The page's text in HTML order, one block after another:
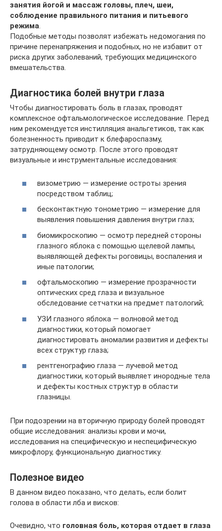
занятия йогой и массаж головы, плеч, шеи,
соблюдение правильного питания и питьевого
режима.
Подобные методы позволят избежать недомогания по
причине перенапряжения и подобных, но не избавит от
риска других заболеваний, требующих медицинского
вмешательства.
Диагностика болей внутри глаза
Чтобы диагностировать боль в глазах, проводят
комплексное офтальмологическое исследование. Перед
ним рекомендуется инстилляция анальгетиков, так как
болезненность приводит к блефароспазму,
затрудняющему осмотр. После этого проводят
визуальные и инструментальные исследования:
визометрию — измерение остроты зрения
посредством таблиц;
бесконтактную тонометрию — измерение для
выявления повышения давления внутри глаз;
биомикроскопию — осмотр передней стороны
глазного яблока с помощью щелевой лампы,
выявляющей дефекты роговицы, воспаления и
иные патологии;
офтальмоскопию — измерение прозрачности
оптических сред глаза и визуальное
обследование сетчатки на предмет патологий;
УЗИ глазного яблока — волновой метод
диагностики, который помогает
диагностировать аномалии развития и дефекты
всех структур глаза;
рентгенографию глаза — лучевой метод
диагностики, который выявляет инородные тела
и дефекты костных структур в области
глазницы.
При подозрении на вторичную природу болей проводят
общие исследования: анализы крови и мочи,
исследования на специфическую и неспецифическую
микрофлору, функциональную диагностику.
Полезное видео
В данном видео показано, что делать, если болит
голова в области лба и висков:
Очевидно, что головная боль, которая отдает в глаза